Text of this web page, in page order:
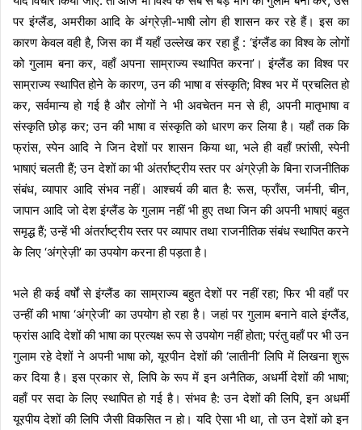
पर इंग्लैंड, अमरीका आदि के अंग्रेज़ी-भाषी लोग ही शासन कर रहे हैं। इस का
कारण केवल वही है, जिस का मैं यहाँ उल्लेख कर रहा हूँ : ‘इंग्लैंड का विश्व के लोगों
को गुलाम बना कर, वहाँ अपना साम्राज्य स्थापित करना’। इंग्लैंड का विश्व पर
साम्राज्य स्थापित होने के कारण, उन की भाषा व संस्कृति; विश्व भर में प्रचलित हो
कर, सर्वमान्य हो गई है और लोगों ने भी अवचेतन मन से ही, अपनी मातृभाषा व
संस्कृति छोड़ कर; उन की भाषा व संस्कृति को धारण कर लिया है। यहाँ तक कि
फ्रांस, स्पेन आदि ने जिन देशों पर शासन किया था, भले ही वहाँ फ़्रांसी, स्पेनी
भाषाएं चलती हैं; उन देशों का भी अंतर्राष्ट्रीय स्तर पर अंग्रेज़ी के बिना राजनीतिक
संबंध, व्यापार आदि संभव नहीं। आश्चर्य की बात है: रूस, फ्राँस, जर्मनी, चीन,
जापान आदि जो देश इंग्लैंड के गुलाम नहीं भी हुए तथा जिन की अपनी भाषाएं बहुत
समृद्ध हैं; उन्हें भी अंतर्राष्ट्रीय स्तर पर व्यापार तथा राजनीतिक संबंध स्थापित करने
के लिए ‘अंग्रेज़ी’ का उपयोग करना ही पड़ता है।
भले ही कई वर्षों से इंग्लैंड का साम्राज्य बहुत देशों पर नहीं रहा; फिर भी वहाँ पर
उन्हीं की भाषा ‘अंग्रेजी’ का उपयोग हो रहा है। जहां पर गुलाम बनाने वाले इंग्लैंड,
फ्रांस आदि देशों की भाषा का प्रत्यक्ष रूप से उपयोग नहीं होता; परंतु वहाँ पर भी उन
गुलाम रहे देशों ने अपनी भाषा को, यूरपीन देशों की ‘लातीनी’ लिपि में लिखना शुरू
कर दिया है। इस प्रकार से, लिपि के रूप में इन अनैतिक, अधर्मी देशों की भाषा;
वहाँ पर सदा के लिए स्थापित हो गई है। संभव है: उन देशों की लिपि, इन अधर्मी
यूरपीय देशों की लिपि जैसी विकसित न हो। यदि ऐसा भी था, तो उन देशों को इन